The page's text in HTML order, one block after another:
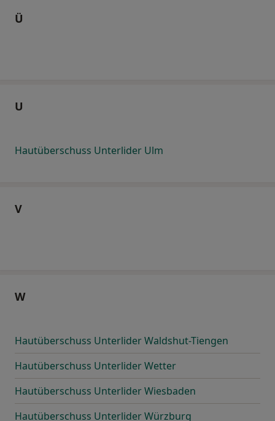
Ü
U
Hautüberschuss Unterlider Ulm
V
W
Hautüberschuss Unterlider Waldshut-Tiengen
Hautüberschuss Unterlider Wetter
Hautüberschuss Unterlider Wiesbaden
Hautüberschuss Unterlider Würzburg